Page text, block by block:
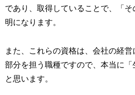
であり、取得していることで、「
明になります。
また、これらの資格は、会社の経
部分を担う職種ですので、本当に
と思います。